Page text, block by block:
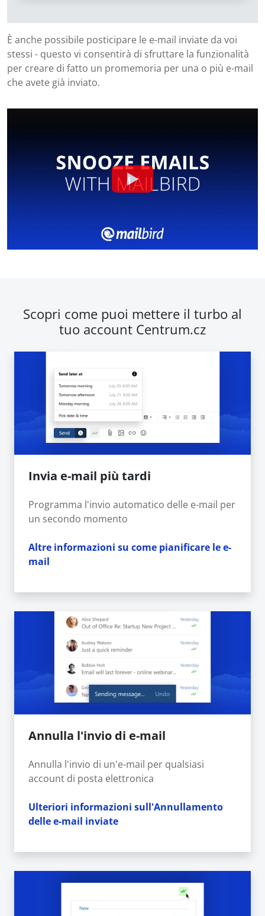
È anche possibile posticipare le e-mail inviate da voi
stessi - questo vi consentirà di sfruttare la funzionalità
per creare di fatto un promemoria per una o più e-mail
che avete già inviato.
Scopri come puoi mettere il turbo al
tuo account Centrum.cz
Invia e-mail più tardi
Programma l'invio automatico delle e-mail per
un secondo momento
Altre informazioni su come pianificare le e-
mail
Annulla l'invio di e-mail
Annulla l'invio di un'e-mail per qualsiasi
account di posta elettronica
Ulteriori informazioni sull'Annullamento
delle e-mail inviate